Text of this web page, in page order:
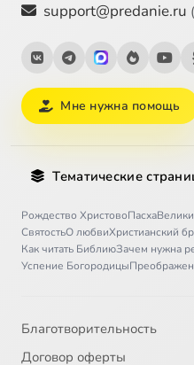
support@predanie.ru
Мне нужна помощь
Тематические
Рождество ХристовоПасха
СвятостьО любвиХристианский
Как читать БиблиюЗачем нужна
Успение Богородицы
Благотворительность
Договор оферты